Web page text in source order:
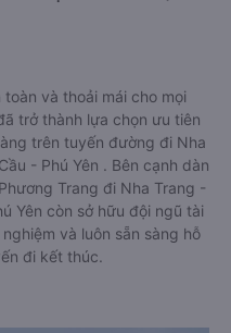
và thoải mái cho mọi
trở thành lựa chọn ưu tiên
trên tuyến đường đi Nha
- Phú Yên . Bên cạnh dàn
Trang đi Nha Trang -
Yên còn sở hữu đội ngũ tài
và luôn sẵn sàng hỗ
đi kết thúc.